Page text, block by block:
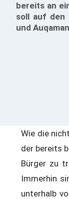
bereits an
soll auf den
und
Wie die
der bereits
Bürger zu
Immerhin
unterhalb